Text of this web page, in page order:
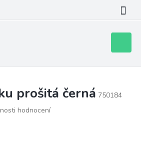
košík
prošitá černá 750184
hodnocení